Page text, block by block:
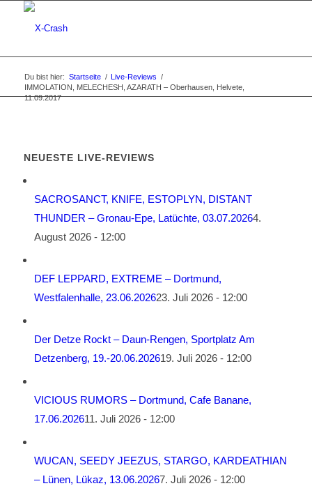
Du bist hier: Startseite / Live-Reviews /
IMMOLATION, MELECHESH, AZARATH – Oberhausen, Helvete,
11.09.2017
NEUESTE LIVE-REVIEWS
SACROSANCT, KNIFE, ESTOPLYN, DISTANT
THUNDER – Gronau-Epe, Latüchte, 03.07.20264.
August 2026 - 12:00
DEF LEPPARD, EXTREME – Dortmund,
Westfalenhalle, 23.06.202623. Juli 2026 - 12:00
Der Detze Rockt – Daun-Rengen, Sportplatz Am
Detzenberg, 19.-20.06.202619. Juli 2026 - 12:00
VICIOUS RUMORS – Dortmund, Cafe Banane,
17.06.202611. Juli 2026 - 12:00
WUCAN, SEEDY JEEZUS, STARGO, KARDEATHIAN
– Lünen, Lükaz, 13.06.20267. Juli 2026 - 12:00